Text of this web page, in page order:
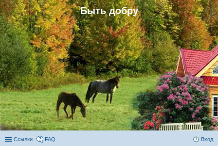
Быть добру
Ссылки FAQ Вход